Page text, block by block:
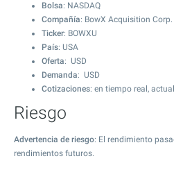
Bolsa: NASDAQ
Compañía: BowX Acquisition
Ticker: BOWXU
País: USA
Oferta: USD
Demanda: USD
Cotizaciones: en tiempo real,
Riesgo
Advertencia de riesgo: El rendimiento
rendimientos futuros.